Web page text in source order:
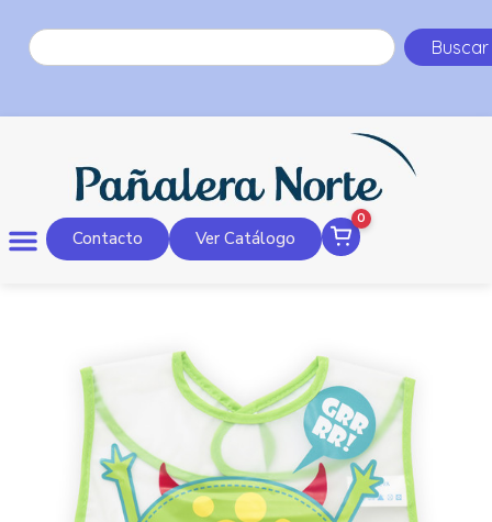
Buscar
Contacto Ver Catálogo
0